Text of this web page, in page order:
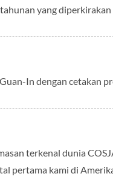
yang
In dengan cetakan
terkenal dunia
pertama kami di